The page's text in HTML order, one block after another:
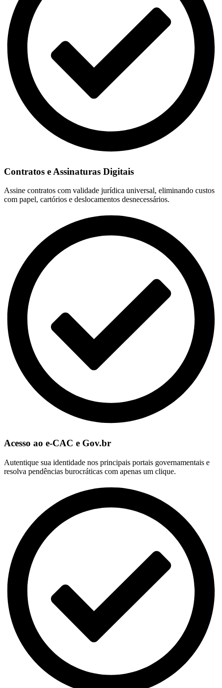
Contratos e Assinaturas Digitais
Assine contratos com validade jurídica universal, eliminando custos
com papel, cartórios e deslocamentos desnecessários.
Acesso ao e-CAC e Gov.br
Autentique sua identidade nos principais portais governamentais e
resolva pendências burocráticas com apenas um clique.